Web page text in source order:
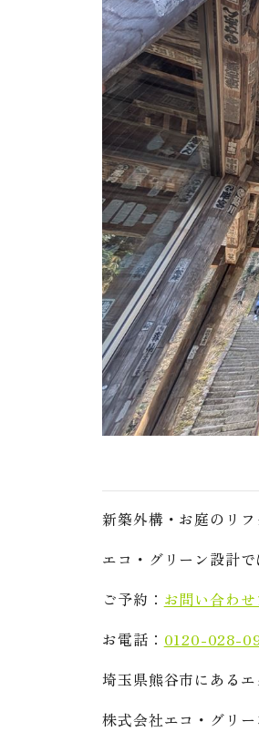
新築外構・お庭のリ
エコ・グリーン設計
ご予約： お問い合わ
お電話： 0120-028-
埼玉県熊谷市にある
株式会社エコ・グリ